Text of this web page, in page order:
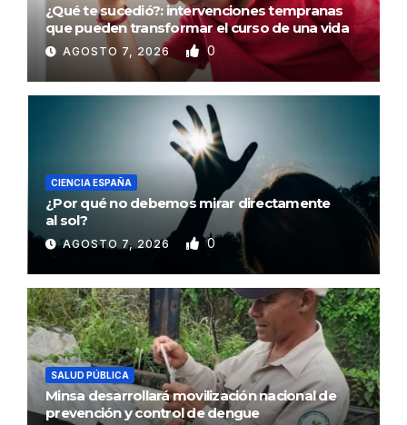
¿Qué te sucedió?: intervenciones tempranas
que pueden transformar el curso de una vida
AGOSTO 7, 2026 0
CIENCIA ESPAÑA
¿Por qué no debemos mirar directamente
al sol?
AGOSTO 7, 2026 0
SALUD PÚBLICA
Minsa desarrollará movilización nacional de
prevención y control de dengue